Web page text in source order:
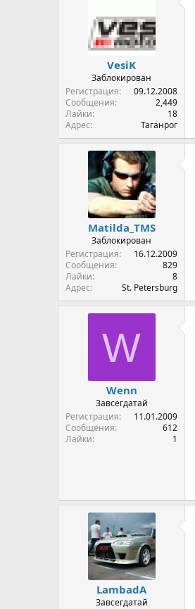
VesiK
Заблокирован
Регистрация
09.12.2008
Сообщения
2,449
Лайки
18
Адрес
Таганрог
Matilda_TMS
Заблокирован
Регистрация
16.12.2009
Сообщения
829
Лайки
8
Адрес
St. Petersburg
W
Wenn
Завсегдатай
Регистрация
11.01.2009
Сообщения
612
Лайки
1
LambadA
Завсегдатай